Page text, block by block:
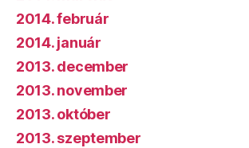
2014. február
2014. január
2013. december
2013. november
2013. október
2013. szeptember